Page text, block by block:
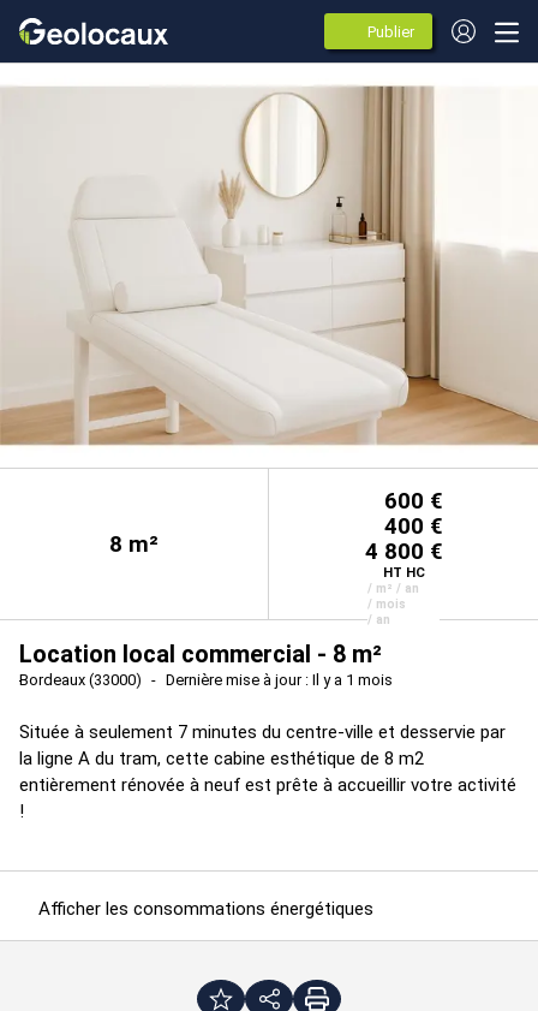
Publier
des
annonces
8 m²
600 €
400 €
4 800 €
HT HC
/ m² / an
/ mois
/ an
Location local commercial - 8 m²
Bordeaux (33000) Dernière mise à jour : Il y a 1 mois
Située à seulement 7 minutes du centre-ville et desservie par
la ligne A du tram, cette cabine esthétique de 8 m2
entièrement rénovée à neuf est prête à accueillir votre activité
!
Afficher les consommations énergétiques